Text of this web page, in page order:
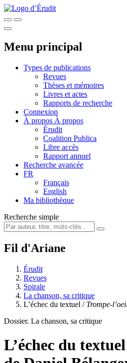
Menu principal
Types de publications
Revues
Thèses et mémoires
Livres et actes
Rapports de recherche
Connexion
À propos À propos
Érudit
Coalition Publica
Libre accès
Rapport annuel
Recherche avancée
FR
Français
English
Ma bibliothèque
Recherche simple
Fil d'Ariane
Érudit
Revues
Spirale
La chanson, sa critique
L’échec du textuel / Trompe-
Dossier. La chanson, sa critique
L’échec du textuel